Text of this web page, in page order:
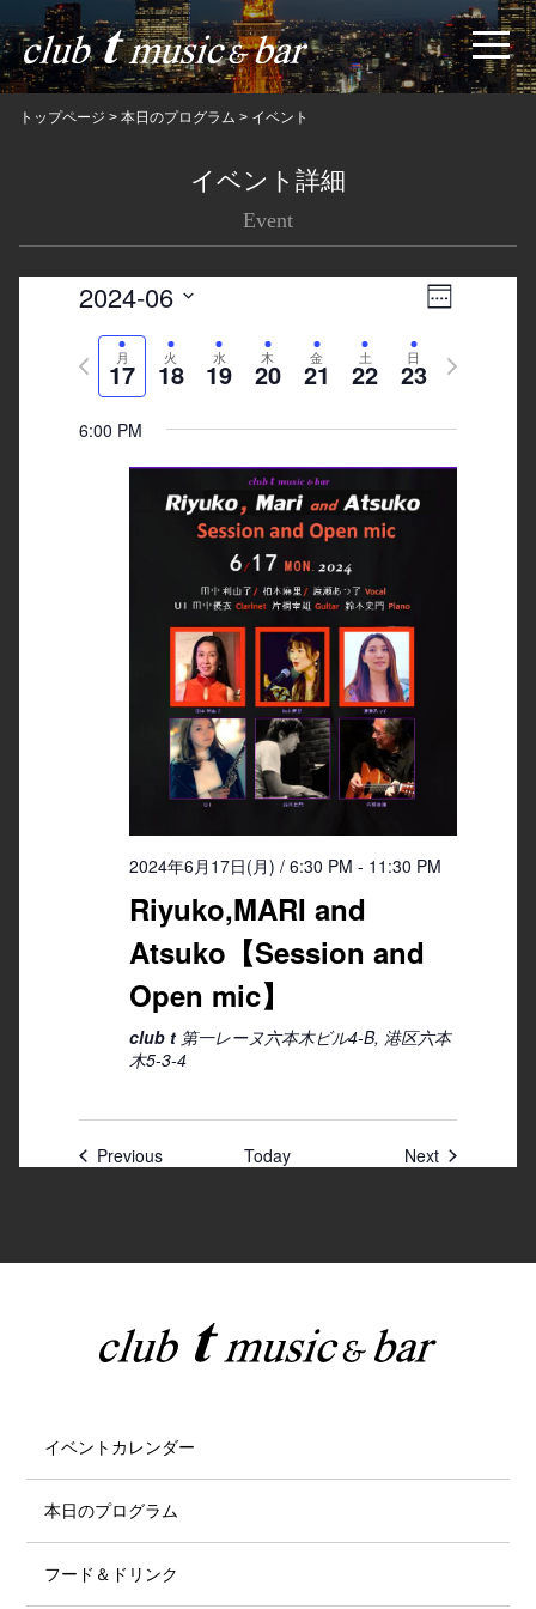
トップページ > 本日のプログラム > イベント
イベント詳細
Event
Views
Event
Navigation
Week
2024-06
date.
月
17 火
18 水
19 木
20 金
21 土
22 日
23
Previous
Next
6:00 PM
2024年6月17日(月) / 6:30 PM - 11:30 PM
Riyuko,MARI and
Atsuko【Session and
Open mic】
club t 第一レーヌ六本木ビル4-B, 港区六本
木5-3-4
Previous Today Next
イベントカレンダー
本日のプログラム
フード＆ドリンク